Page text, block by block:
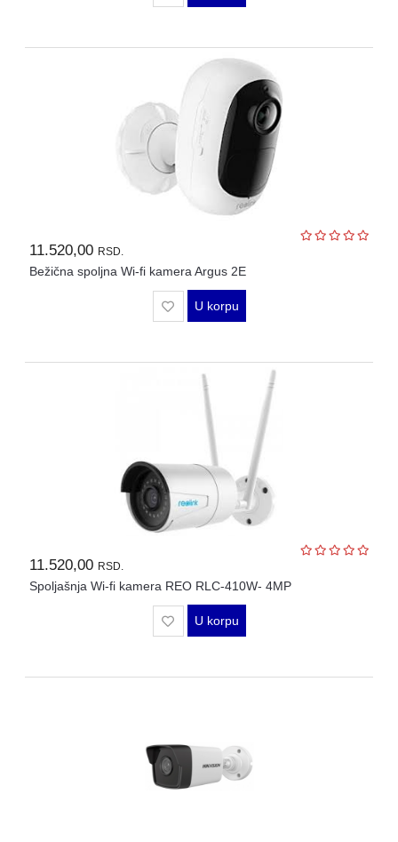
11.520,00 RSD.
Bežična spoljna Wi-fi kamera Argus 2E
U korpu
11.520,00 RSD.
Spoljašnja Wi-fi kamera REO RLC-410W- 4MP
U korpu